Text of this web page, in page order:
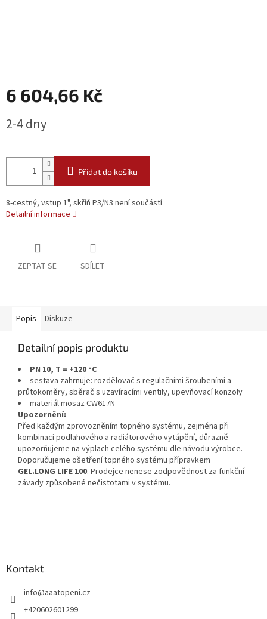
6 604,66 Kč
cena:
2-4 dny
Přidat do košíku
8-cestný, vstup 1", skříň P3/N3 není součástí
Detailní informace
ZEPTAT SE SDÍLET
Popis Diskuze
Detailní popis produktu
PN 10, T = +120 °C
sestava zahrnuje: rozdělovač s regulačními šroubeními a
průtokoměry, sběrač s uzavíracími ventily, upevňovací konzoly
materiál mosaz CW617N
Upozornění:
Před každým zprovozněním topného systému, zejména při
kombinaci podlahového a radiátorového vytápění, důrazně
upozorňujeme na výplach celého systému dle návodu výrobce.
Doporučujeme ošetření topného systému přípravkem
GEL.LONG LIFE 100. Prodejce nenese zodpovědnost za funkční
závady způsobené nečistotami v systému.
Kontakt
info@aaatopeni.cz
+420602601299